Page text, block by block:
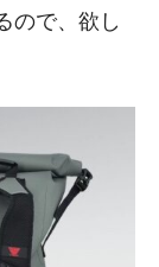
ので、欲し